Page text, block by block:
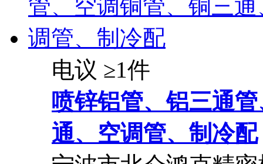
电议 ≥1件
喷锌铝管、铝三通
通、空调管、制冷配